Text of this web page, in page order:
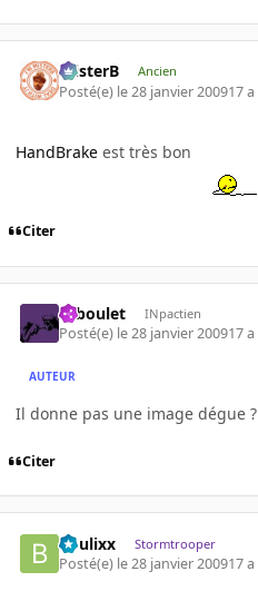
misterB Ancien
Posté(e) le 28 janvier 200917 a
HandBrake est très bon
Citer
Taboulet INpactien
Posté(e) le 28 janvier 200917 a
AUTEUR
Il donne pas une image dégue ?
Citer
boulixx Stormtrooper
Posté(e) le 28 janvier 200917 a